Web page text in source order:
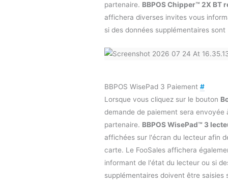
partenaire. BBPOS Chipper™ 2X BT
affichera diverses invites vous
si des données supplémentaires
BBPOS WisePad 3 Paiement #
Lorsque vous cliquez sur le bouton
demande de paiement sera envoyée
partenaire. BBPOS WisePad™ 3
affichées sur l'écran du lecteur afin
carte. Le FooSales affichera
informant de l'état du lecteur ou si
supplémentaires doivent être saisies